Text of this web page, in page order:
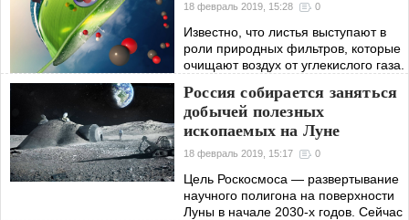
18 февраль 2019, 15:28 0
Известно, что листья выступают в
роли природных фильтров, которые
очищают воздух от углекислого газа.
искусственный лист, который смог бы
выполнять эту функцию.
Россия собирается заняться
добычей полезных
ископаемых на Луне
18 февраль 2019, 15:17 0
Цель Роскосмоса — развертывание
научного полигона на поверхности
Луны в начале 2030-х годов. Сейчас